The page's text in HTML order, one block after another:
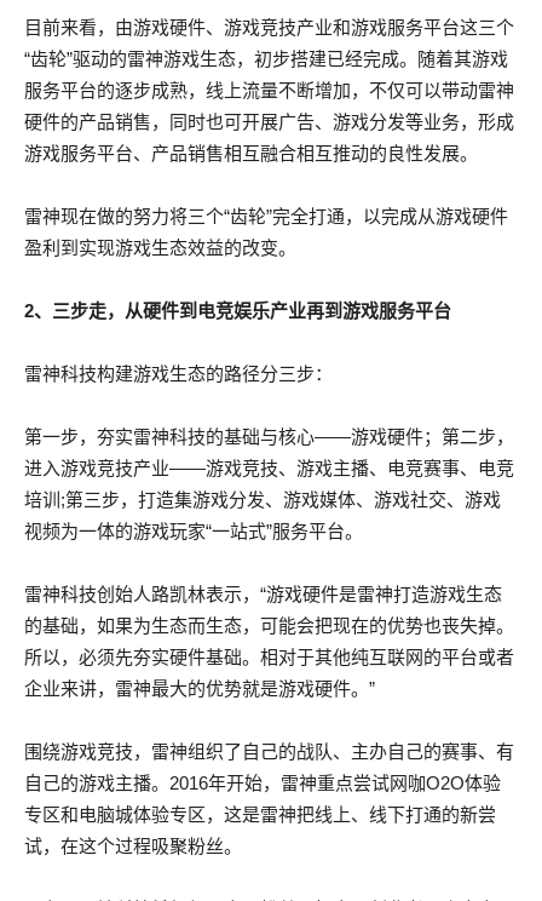
目前来看，由游戏硬件、游戏竞技产业和游戏服务平台这三个
“齿轮”驱动的雷神游戏生态，初步搭建已经完成。随着其游戏
服务平台的逐步成熟，线上流量不断增加，不仅可以带动雷神
硬件的产品销售，同时也可开展广告、游戏分发等业务，形成
游戏服务平台、产品销售相互融合相互推动的良性发展。
雷神现在做的努力将三个“齿轮”完全打通，以完成从游戏硬件
盈利到实现游戏生态效益的改变。
2、三步走，从硬件到电竞娱乐产业再到游戏服务平台
雷神科技构建游戏生态的路径分三步：
第一步，夯实雷神科技的基础与核心——游戏硬件；第二步，
进入游戏竞技产业——游戏竞技、游戏主播、电竞赛事、电竞
培训;第三步，打造集游戏分发、游戏媒体、游戏社交、游戏
视频为一体的游戏玩家“一站式”服务平台。
雷神科技创始人路凯林表示，“游戏硬件是雷神打造游戏生态
的基础，如果为生态而生态，可能会把现在的优势也丧失掉。
所以，必须先夯实硬件基础。相对于其他纯互联网的平台或者
企业来讲，雷神最大的优势就是游戏硬件。”
围绕游戏竞技，雷神组织了自己的战队、主办自己的赛事、有
自己的游戏主播。2016年开始，雷神重点尝试网咖O2O体验
专区和电脑城体验专区，这是雷神把线上、线下打通的新尝
试，在这个过程吸聚粉丝。